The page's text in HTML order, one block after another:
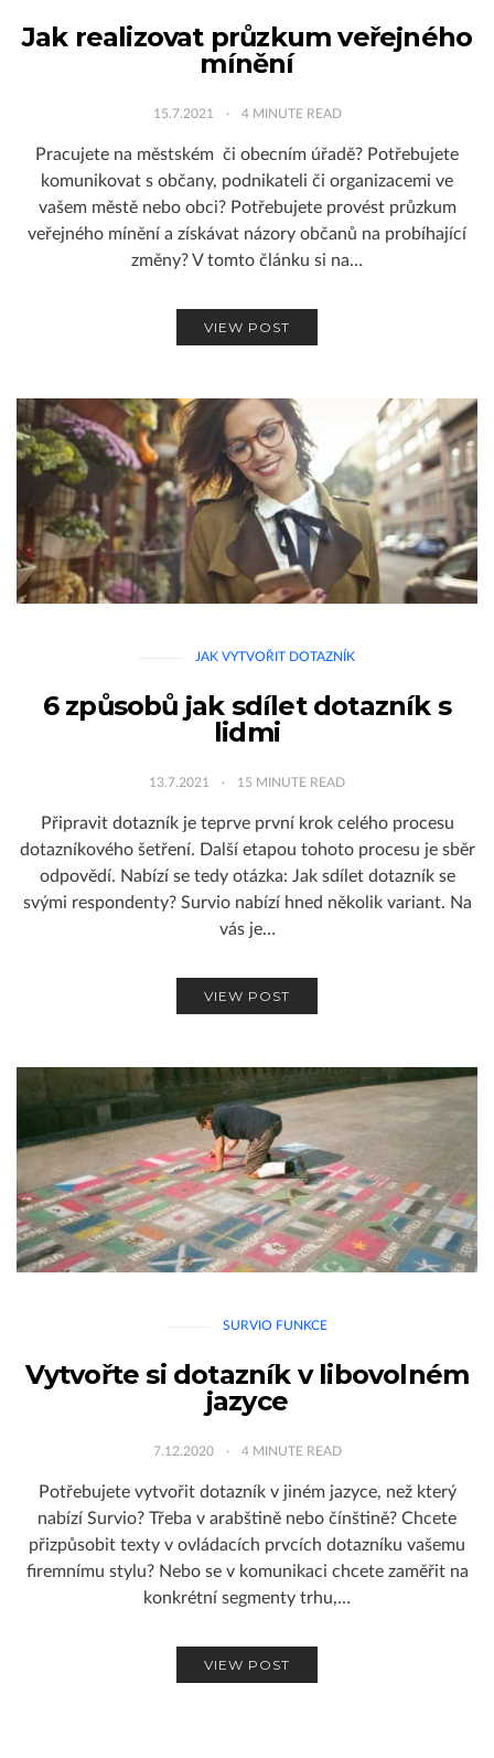
Jak realizovat průzkum veřejného
mínění
15.7.2021 4 MINUTE READ
Pracujete na městském či obecním úřadě? Potřebujete
komunikovat s občany, podnikateli či organizacemi ve
vašem městě nebo obci? Potřebujete provést průzkum
veřejného mínění a získávat názory občanů na probíhající
změny? V tomto článku si na…
VIEW POST
JAK VYTVOŘIT DOTAZNÍK
6 způsobů jak sdílet dotazník s
lidmi
13.7.2021 15 MINUTE READ
Připravit dotazník je teprve první krok celého procesu
dotazníkového šetření. Další etapou tohoto procesu je sběr
odpovědí. Nabízí se tedy otázka: Jak sdílet dotazník se
svými respondenty? Survio nabízí hned několik variant. Na
vás je…
VIEW POST
SURVIO FUNKCE
Vytvořte si dotazník v libovolném
jazyce
7.12.2020 4 MINUTE READ
Potřebujete vytvořit dotazník v jiném jazyce, než který
nabízí Survio? Třeba v arabštině nebo čínštině? Chcete
přizpůsobit texty v ovládacích prvcích dotazníku vašemu
firemnímu stylu? Nebo se v komunikaci chcete zaměřit na
konkrétní segmenty trhu,…
VIEW POST